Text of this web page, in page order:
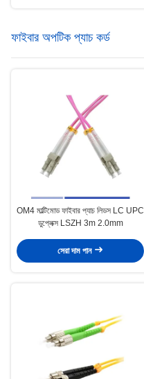
ফাইবার অপটিক প্যাচ কর্ড
OM4 মাল্টিমোড ফাইবার প্যাচ লিডস LC UPC
ডুপ্লেক্স LSZH 3m 2.0mm
সেরা দাম পান